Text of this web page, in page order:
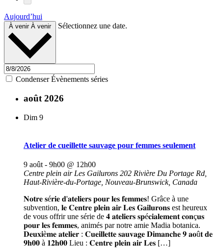
Aujourd’hui
À venir À venir Sélectionnez une date.
Condenser Évènements séries
août 2026
Dim 9
Atelier de cueillette sauvage pour femmes seulement
9 août - 9h00 @ 12h00
Centre plein air Les Gailurons 202 Rivière Du Portage Rd,
Haut-Rivière-du-Portage, Nouveau-Brunswick, Canada
𝐍𝐨𝐭𝐫𝐞 𝐬é𝐫𝐢𝐞 𝐝'𝐚𝐭𝐞𝐥𝐢𝐞𝐫𝐬 𝐩𝐨𝐮𝐫 𝐥𝐞𝐬 𝐟𝐞𝐦𝐦𝐞𝐬! Grâce à une
subvention, 𝐥𝐞 𝐂𝐞𝐧𝐭𝐫𝐞 𝐩𝐥𝐞𝐢𝐧 𝐚𝐢𝐫 𝐋𝐞𝐬 𝐆𝐚𝐢𝐥𝐮𝐫𝐨𝐧𝐬 est heureux
de vous offrir une série de 𝟒 𝐚𝐭𝐞𝐥𝐢𝐞𝐫𝐬 𝐬𝐩é𝐜𝐢𝐚𝐥𝐞𝐦𝐞𝐧𝐭 𝐜𝐨𝐧ç𝐮𝐬
𝐩𝐨𝐮𝐫 𝐥𝐞𝐬 𝐟𝐞𝐦𝐦𝐞𝐬, animés par notre amie Madia botanica.
𝐃𝐞𝐮𝐱𝐢è𝐦𝐞 𝐚𝐭𝐞𝐥𝐢𝐞𝐫 : 𝐂𝐮𝐞𝐢𝐥𝐥𝐞𝐭𝐭𝐞 𝐬𝐚𝐮𝐯𝐚𝐠𝐞 𝐃𝐢𝐦𝐚𝐧𝐜𝐡𝐞 𝟗 𝐚𝐨û𝐭 𝐝𝐞
𝟗𝐡𝟎𝟎 à 𝟏𝟐𝐡𝟎𝟎 Lieu : 𝐂𝐞𝐧𝐭𝐫𝐞 𝐩𝐥𝐞𝐢𝐧 𝐚𝐢𝐫 𝐋𝐞𝐬 […]